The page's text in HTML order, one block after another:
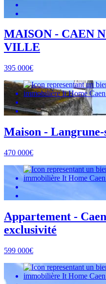
MAISON - CAEN
VILLE
395 000€
Maison -
470 000€
Appartement -
exclusivité
599 000€